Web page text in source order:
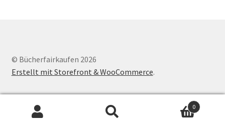
© Bücherfairkaufen 2026
Erstellt mit Storefront & WooCommerce.
0